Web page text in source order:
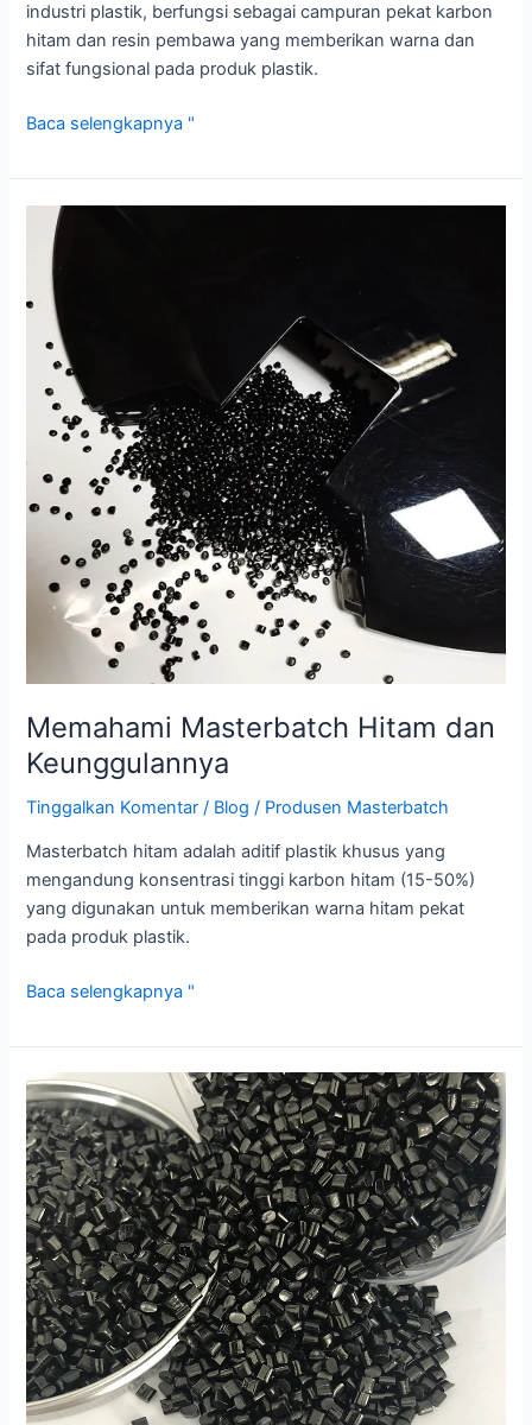
industri plastik, berfungsi sebagai campuran pekat karbon
hitam dan resin pembawa yang memberikan warna dan
sifat fungsional pada produk plastik.
Baca selengkapnya "
Memahami Masterbatch Hitam dan
Keunggulannya
Tinggalkan Komentar / Blog / Produsen Masterbatch
Masterbatch hitam adalah aditif plastik khusus yang
mengandung konsentrasi tinggi karbon hitam (15-50%)
yang digunakan untuk memberikan warna hitam pekat
pada produk plastik.
Memahami
Masterbatch
Hitam
dan
Keunggulannya
Baca selengkapnya "
Menguasai
Inti:
Seni
Produksi
Masterbatch
Hitam
PET